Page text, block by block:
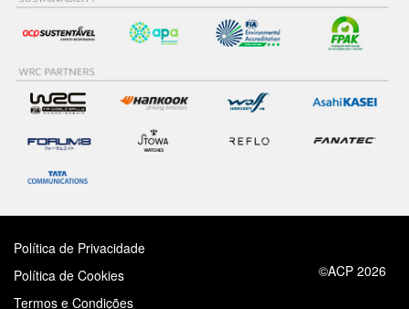
Política de Privacidade
Política de Cookies
Termos e Condições
©ACP 2026